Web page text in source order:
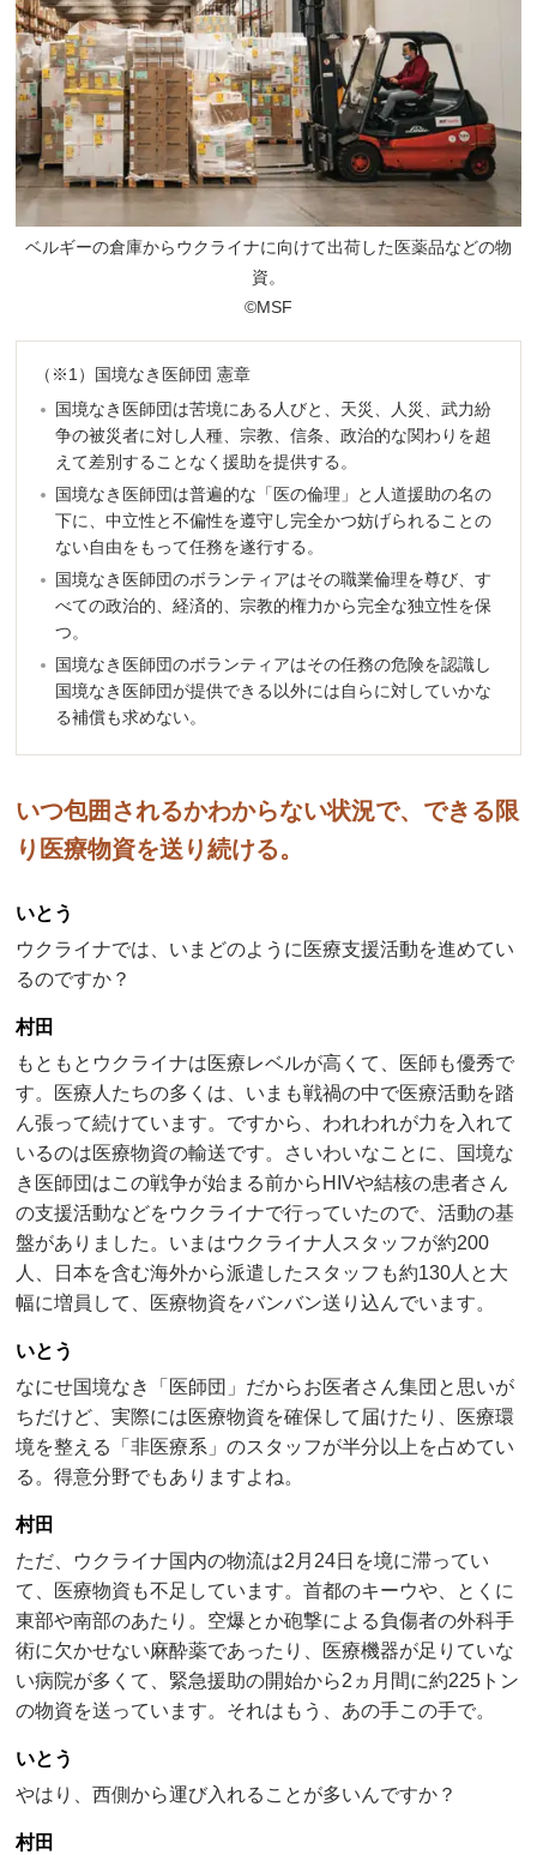
ベルギーの倉庫からウクライナに向けて出荷した医薬品などの物
資。
©MSF
（※1）国境なき医師団 憲章
国境なき医師団は苦境にある人びと、天災、人災、武力紛
争の被災者に対し人種、宗教、信条、政治的な関わりを超
えて差別することなく援助を提供する。
国境なき医師団は普遍的な「医の倫理」と人道援助の名の
下に、中立性と不偏性を遵守し完全かつ妨げられることの
ない自由をもって任務を遂行する。
国境なき医師団のボランティアはその職業倫理を尊び、す
べての政治的、経済的、宗教的権力から完全な独立性を保
つ。
国境なき医師団のボランティアはその任務の危険を認識し
国境なき医師団が提供できる以外には自らに対していかな
る補償も求めない。
いつ包囲されるかわからない状況で、できる限
り医療物資を送り続ける。
いとう
ウクライナでは、いまどのように医療支援活動を進めてい
るのですか？
村田
もともとウクライナは医療レベルが高くて、医師も優秀で
す。医療人たちの多くは、いまも戦禍の中で医療活動を踏
ん張って続けています。ですから、われわれが力を入れて
いるのは医療物資の輸送です。さいわいなことに、国境な
き医師団はこの戦争が始まる前からHIVや結核の患者さん
の支援活動などをウクライナで行っていたので、活動の基
盤がありました。いまはウクライナ人スタッフが約200
人、日本を含む海外から派遣したスタッフも約130人と大
幅に増員して、医療物資をバンバン送り込んでいます。
いとう
なにせ国境なき「医師団」だからお医者さん集団と思いが
ちだけど、実際には医療物資を確保して届けたり、医療環
境を整える「非医療系」のスタッフが半分以上を占めてい
る。得意分野でもありますよね。
村田
ただ、ウクライナ国内の物流は2月24日を境に滞ってい
て、医療物資も不足しています。首都のキーウや、とくに
東部や南部のあたり。空爆とか砲撃による負傷者の外科手
術に欠かせない麻酔薬であったり、医療機器が足りていな
い病院が多くて、緊急援助の開始から2ヵ月間に約225トン
の物資を送っています。それはもう、あの手この手で。
いとう
やはり、西側から運び入れることが多いんですか？
村田